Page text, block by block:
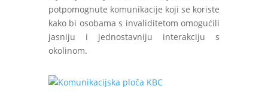
potpomognute komunikacije koji se koriste
kako bi osobama s invaliditetom omogućili
jasniju i jednostavniju interakciju s
okolinom.